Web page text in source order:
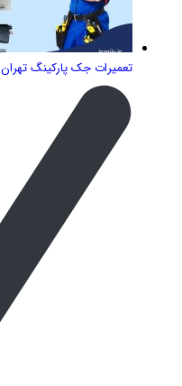
تعمیرات جک پارکینگ تهران